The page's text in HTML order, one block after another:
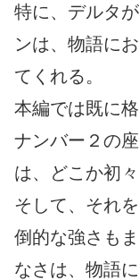
特に、デルタ
ンは、物語に
てくれる。
本編では既に
ナンバー２の
は、どこか初
そして、それ
倒的な強さも
なさは、物語